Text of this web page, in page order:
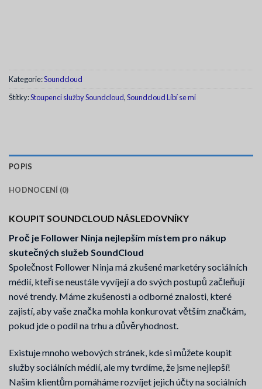
Kategorie:Soundcloud
Štítky:Stoupenci služby Soundcloud,Soundcloud Líbí se mi
POPIS
HODNOCENÍ (0)
KOUPIT SOUNDCLOUD NÁSLEDOVNÍKY
Proč je Follower Ninja nejlepším místem pro nákup
skutečných služeb SoundCloud
Společnost Follower Ninja má zkušené marketéry sociálních
médií, kteří se neustále vyvíjejí a do svých postupů začleňují
nové trendy. Máme zkušenosti a odborné znalosti, které
zajistí, aby vaše značka mohla konkurovat větším značkám,
pokud jde o podíl na trhu a důvěryhodnost.
Existuje mnoho webových stránek, kde si můžete koupit
služby sociálních médií, ale my tvrdíme, že jsme nejlepší!
Našim klientům pomáháme rozvíjet jejich účty na sociálních